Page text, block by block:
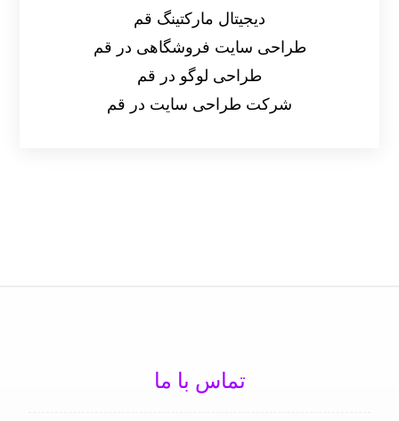
دیجیتال مارکتینگ قم
طراحی سایت فروشگاهی در قم
طراحی لوگو در قم
شرکت طراحی سایت در قم
تماس با ما